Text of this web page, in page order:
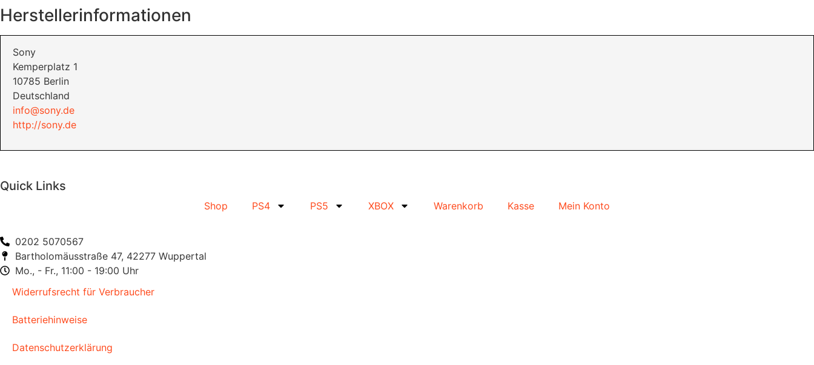
Herstellerinformationen
Sony
Kemperplatz 1
10785 Berlin
Deutschland
info@sony.de
http://sony.de
Quick Links
Shop PS4 PS5 XBOX Warenkorb Kasse Mein Konto
0202 5070567
Bartholomäusstraße 47, 42277 Wuppertal
Mo., - Fr., 11:00 - 19:00 Uhr
Widerrufsrecht für Verbraucher
Batteriehinweise
Datenschutzerklärung